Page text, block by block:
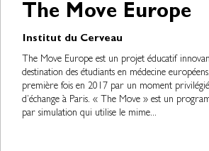
The Move Europe
Institut du Cerveau
The Move Europe est un projet éducatif
destination des étudiants en médecine
première fois en 2017 par un moment
d’échange à Paris. « The Move » est un
par simulation qui utilise le mime...